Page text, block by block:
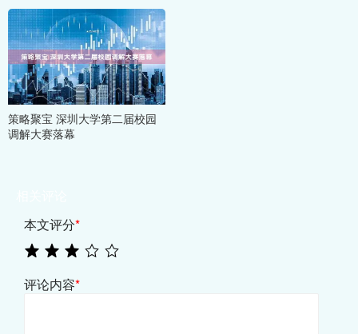
策略聚宝 深圳大学第二届校园
调解大赛落幕
本文评分*
评论内容*